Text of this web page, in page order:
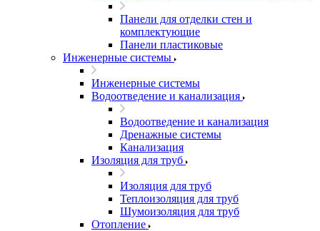
Панели для отделки стен и
комплектующие
Панели пластиковые
Инженерные системы
Инженерные системы
Водоотведение и канализация
Водоотведение и канализация
Дренажные системы
Канализация
Изоляция для труб
Изоляция для труб
Теплоизоляция для труб
Шумоизоляция для труб
Отопление